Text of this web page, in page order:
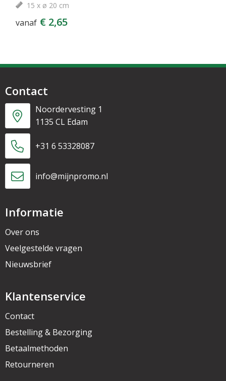
15 x ø 20 cm
vanaf € 2,65
Contact
Noordervesting 1
1135 CL Edam
+31 6 53328087
info@mijnpromo.nl
Informatie
Over ons
Veelgestelde vragen
Nieuwsbrief
Klantenservice
Contact
Bestelling & Bezorging
Betaalmethoden
Retourneren